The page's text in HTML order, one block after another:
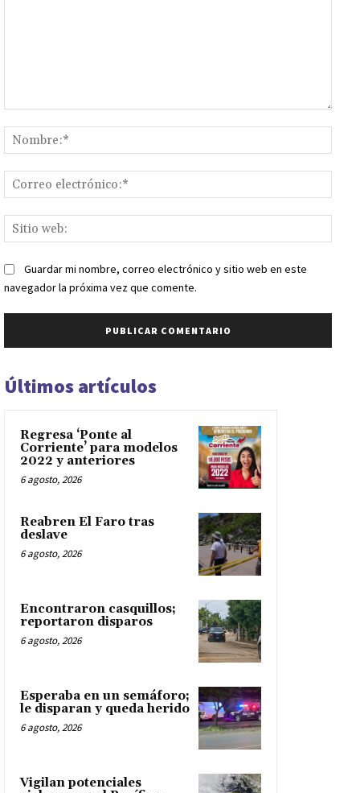
web:
Guardar mi nombre, correo electrónico y sitio web en este
navegador la próxima vez que comente.
Últimos artículos
Regresa ‘Ponte al
Corriente’ para modelos
2022 y anteriores
6 agosto, 2026
Reabren El Faro tras
deslave
6 agosto, 2026
Encontraron casquillos;
reportaron disparos
6 agosto, 2026
Esperaba en un semáforo;
le disparan y queda herido
6 agosto, 2026
Vigilan potenciales